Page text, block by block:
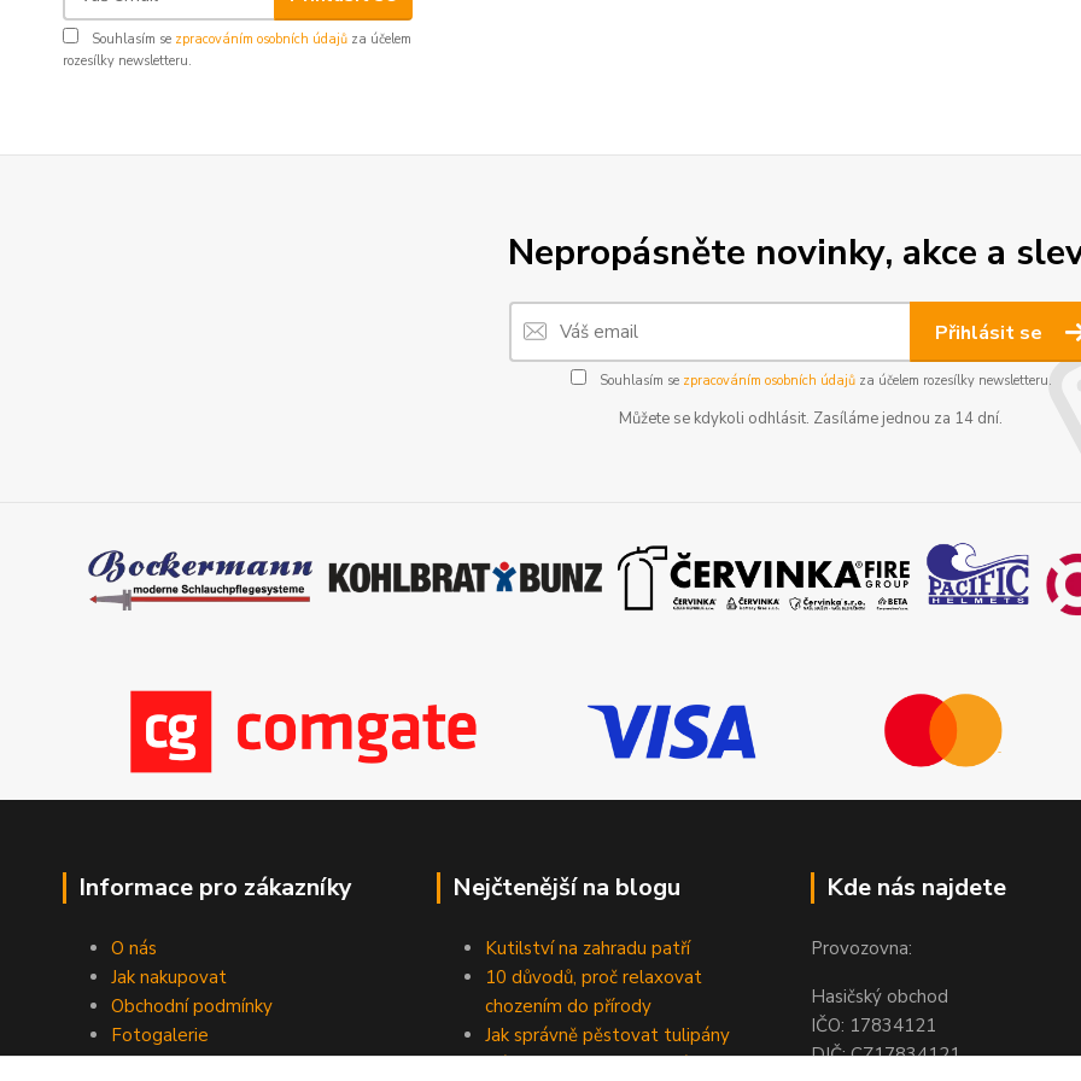
Souhlasím se zpracováním osobních údajů za účelem
rozesílky newsletteru.
Nepropásněte novinky, akce a
Přihlásit se
Souhlasím se zpracováním osobních údajůza účelem rozesílky newsletteru.
Můžete se kdykoli odhlásit. Zasíláme jednou za 14 dní.
Informace pro zákazníky
O nás
Jak nakupovat
Obchodní podmínky
Fotogalerie
Kontakty
Nejčtenější na blogu
Kutilství na zahradu patří
10 důvodů, proč relaxovat
chozením do přírody
Jak správně pěstovat tulipány
Náhodně generovaný článek
Kde nás najdete
Provozovna:
Hasičský obchod
IČO:
DIČ: